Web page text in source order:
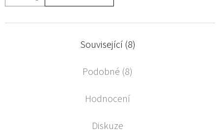
Související (8)
Podobné (8)
Hodnocení
Diskuze